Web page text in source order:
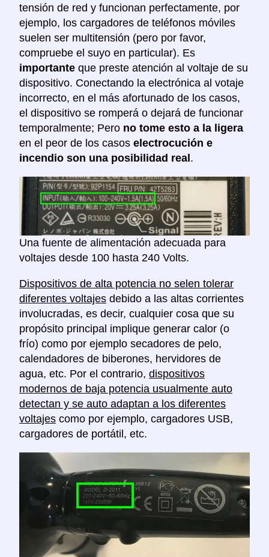
tensión de red y funcionan perfectamente, por
ejemplo, los cargadores de teléfonos móviles
suelen ser multitensión (pero por favor,
compruebe el suyo en particular). Es
importante que preste atención al voltaje de su
dispositivo. Conectando la electrónica al votaje
incorrecto, en el más afortunado de los casos,
el dispositivo se romperá o dejará de funcionar
temporalmente; Pero no tome esto a la ligera
en el peor de los casos electrocución e
incendio son una posibilidad real .
Una fuente de alimentación adecuada para
voltajes desde 100 hasta 240 Volts.
Dispositivos de alta potencia no selen tolerar
diferentes voltajes debido a las altas corrientes
involucradas, es decir, cualquier cosa que su
propósito principal implique generar calor (o
frío) como por ejemplo secadores de pelo,
calendadores de biberones, hervidores de
agua, etc. Por el contrario, dispositivos
modernos de baja potencia usualmente auto
detectan y se auto adaptan a los diferentes
voltajes como por ejemplo, cargadores USB,
cargadores de portátil, etc.